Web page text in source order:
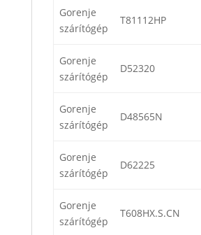
Gorenje
szárítógép
T81112HP
Gorenje
szárítógép
D52320
Gorenje
szárítógép
D48565N
Gorenje
szárítógép
D62225
Gorenje
szárítógép
T608HX.S.CN